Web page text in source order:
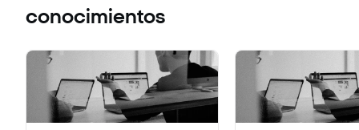
conocimientos